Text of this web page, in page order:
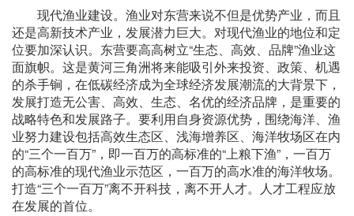
现代渔业建设。渔业对东营来说不但是优势产业，而且
还是高新技术产业，发展潜力巨大。对现代渔业的地位和定
位要加深认识。东营要高高树立“生态、高效、品牌”渔业这
面旗帜。这是黄河三角洲将来能吸引外来投资、政策、机遇
的杀手锏，在低碳经济成为全球经济发展潮流的大背景下，
发展打造无公害、高效、生态、名优的经济品牌，是重要的
战略特色和发展路子。要利用自身资源优势，围绕海洋、渔
业努力建设包括高效生态区、浅海增养区、海洋牧场区在内
的“三个一百万”，即一百万的高标准的“上粮下渔”，一百万
的高标准的现代渔业示范区，一百万的高水准的海洋牧场。
打造“三个一百万”离不开科技，离不开人才。人才工程应放
在发展的首位。